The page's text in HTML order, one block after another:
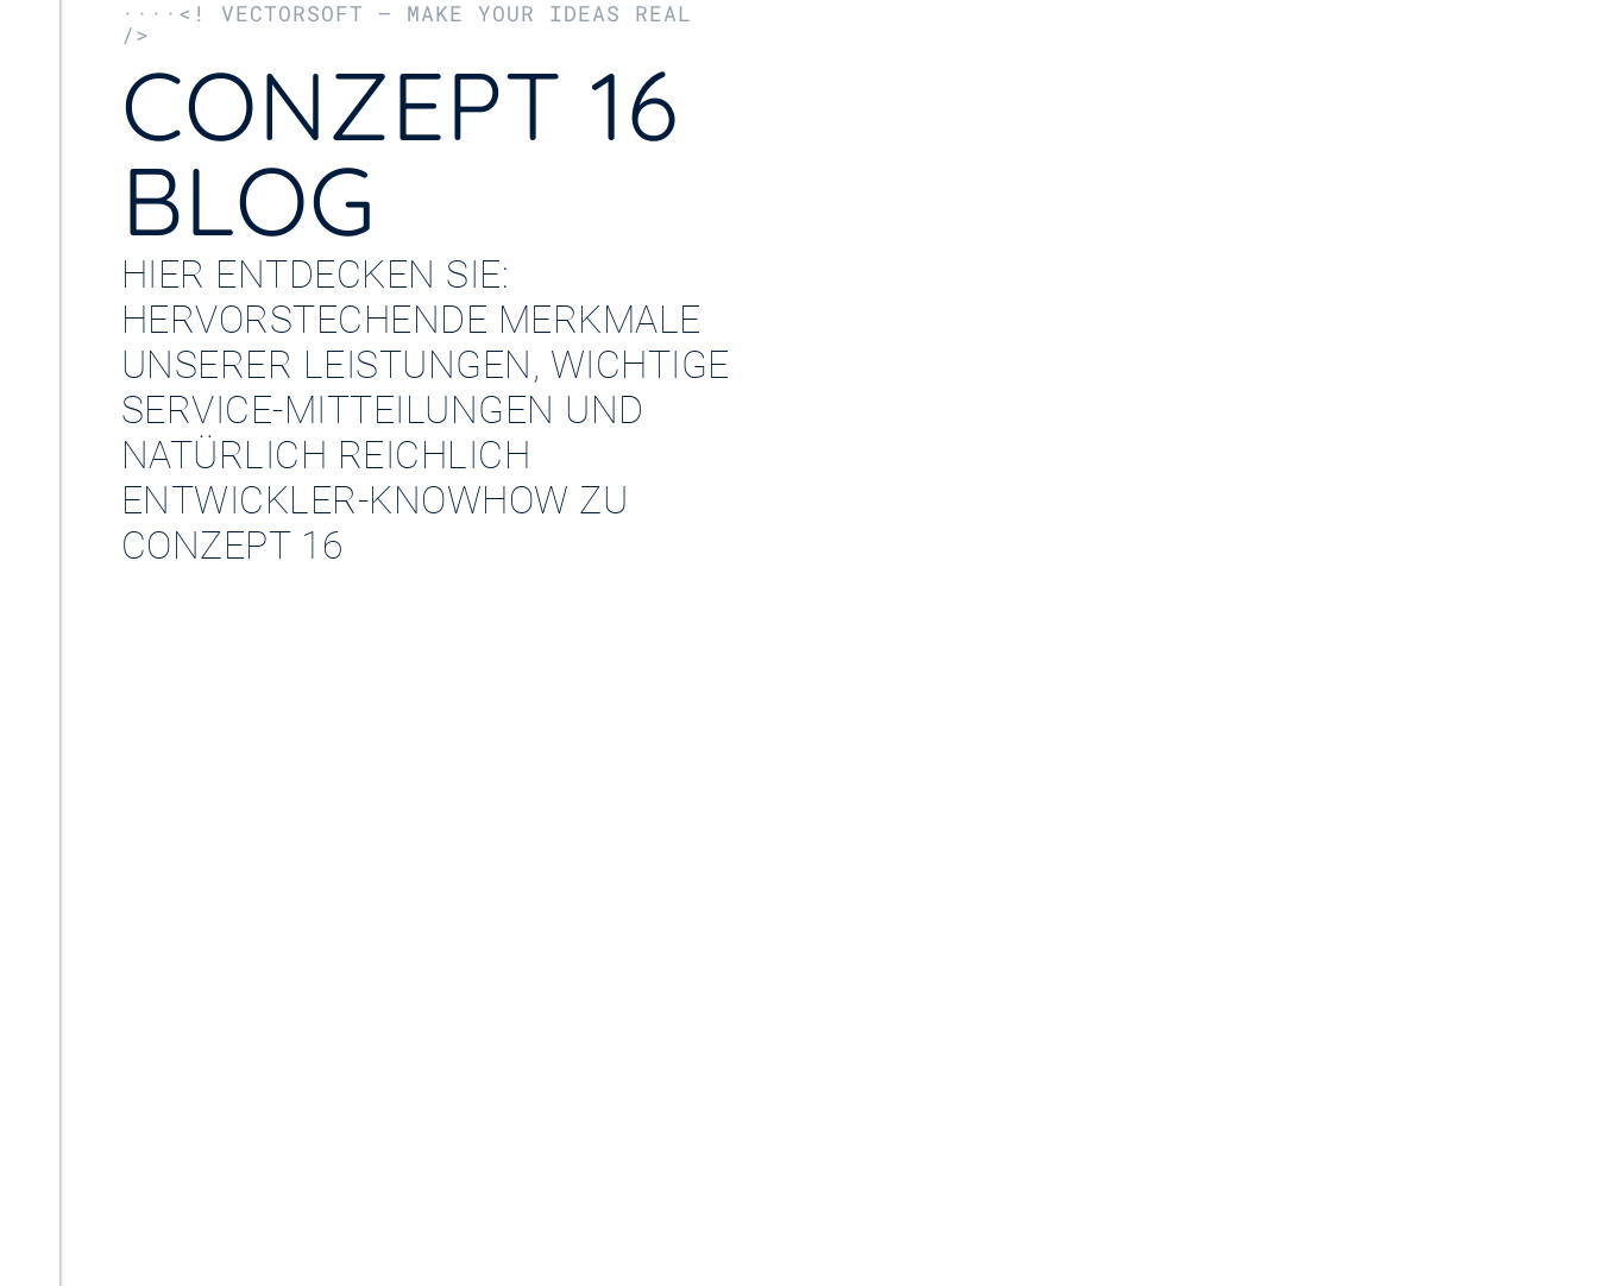
····<! VECTORSOFT – MAKE YOUR IDEAS REAL
/>
CONZEPT 16
BLOG
HIER ENTDECKEN SIE:
HERVORSTECHENDE MERKMALE
UNSERER LEISTUNGEN, WICHTIGE
SERVICE-MITTEILUNGEN UND
NATÜRLICH REICHLICH
ENTWICKLER-KNOWHOW ZU
CONZEPT 16